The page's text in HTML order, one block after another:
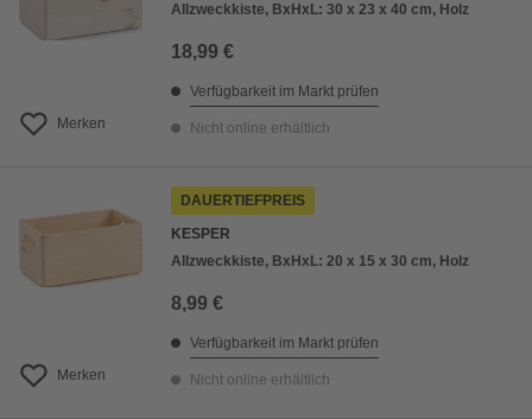
Merken
Allzweckkiste, BxHxL: 30 x 23 x 40 cm, Holz
18,99 €
Verfügbarkeit im Markt prüfen
Nicht online erhältlich
Merken
DAUERTIEFPREIS
KESPER
Allzweckkiste, BxHxL: 20 x 15 x 30 cm, Holz
8,99 €
Verfügbarkeit im Markt prüfen
Nicht online erhältlich